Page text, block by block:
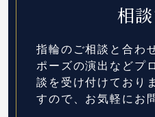
相
指輪のご相談と合わ
ポーズの演出などプ
談を受け付けており
すので、お気軽にお